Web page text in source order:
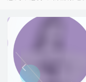
P
v
i